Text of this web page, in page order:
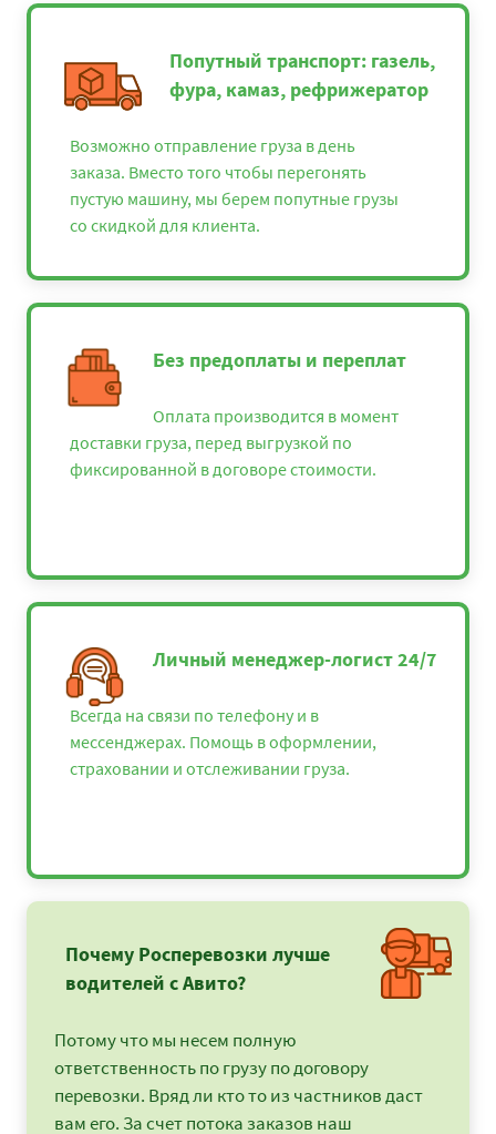
Попутный транспорт: газель,
фура, камаз, рефрижератор
Возможно отправление груза в день
заказа. Вместо того чтобы перегонять
пустую машину, мы берем попутные грузы
со скидкой для клиента.
Без предоплаты и переплат
Оплата производится в момент
доставки груза, перед выгрузкой по
фиксированной в договоре стоимости.
Личный менеджер-логист 24/7
Всегда на связи по телефону и в
мессенджерах. Помощь в оформлении,
страховании и отслеживании груза.
Почему Росперевозки лучше
водителей с Авито?
Потому что мы несем полную
ответственность по грузу по договору
перевозки. Вряд ли кто то из частников даст
вам его. За счет потока заказов наш